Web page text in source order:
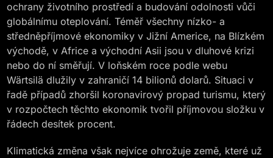
ochrany životního prostředí a budování odolnosti vůči
globálnímu oteplování. Téměř všechny nízko- a
středněpříjmové ekonomiky v Jižní Americe, na Blízkém
východě, v Africe a východní Asii jsou v dluhové krizi
nebo do ní směřují. V loňském roce podle webu
Wärtsilä dlužily v zahraničí 14 bilionů dolarů. Situaci v
řadě případů zhoršil koronavirový propad turismu, který
v rozpočtech těchto ekonomik tvořil příjmovou složku v
řádech desítek procent.
Klimatická změna však nejvíce ohrožuje země, které už